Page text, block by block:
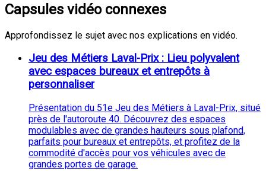
Capsules vidéo connexes
Approfondissez le sujet avec nos explications en vidéo.
Jeu des Métiers Laval-Prix : Lieu polyvalent
avec espaces bureaux et entrepôts à
personnaliser
Présentation du 51e Jeu des Métiers à Laval-Prix, situé
près de l'autoroute 40. Découvrez des espaces
modulables avec de grandes hauteurs sous plafond,
parfaits pour bureaux et entrepôts, et profitez de la
commodité d'accès pour vos véhicules avec de
grandes portes de garage.